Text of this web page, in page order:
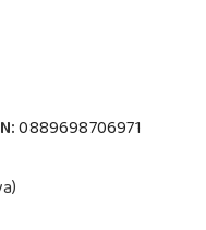
0889698706971